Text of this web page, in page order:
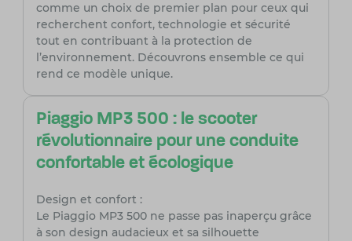
comme un choix de premier plan pour ceux qui
recherchent confort, technologie et sécurité
tout en contribuant à la protection de
l’environnement. Découvrons ensemble ce qui
rend ce modèle unique.
Piaggio MP3 500 : le scooter
révolutionnaire pour une conduite
confortable et écologique
Design et confort :
Le Piaggio MP3 500 ne passe pas inaperçu grâce
à son design audacieux et sa silhouette